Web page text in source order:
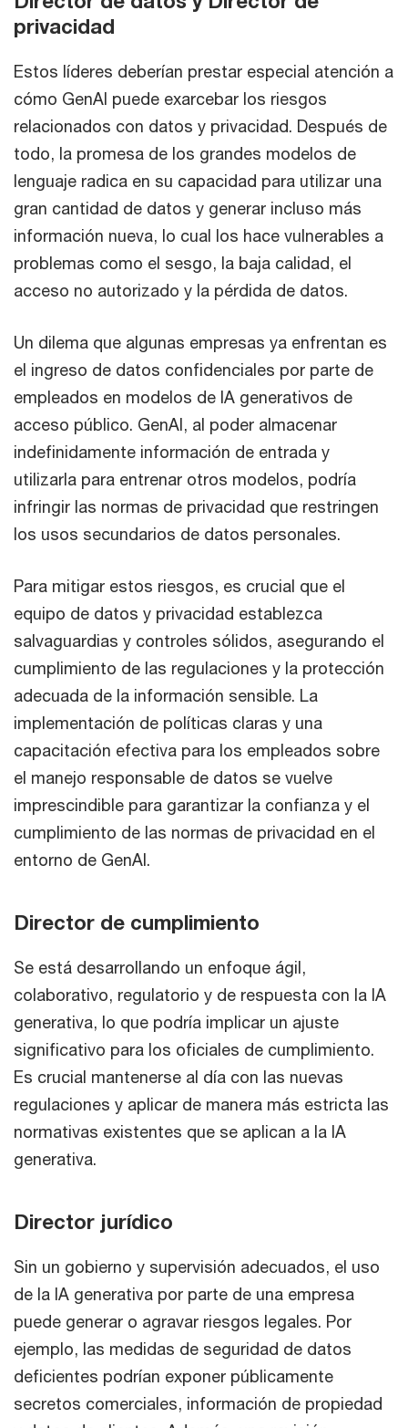
privacidad
Estos líderes deberían prestar especial atención a
cómo GenAI puede exarcebar los riesgos
relacionados con datos y privacidad. Después de
todo, la promesa de los grandes modelos de
lenguaje radica en su capacidad para utilizar una
gran cantidad de datos y generar incluso más
información nueva, lo cual los hace vulnerables a
problemas como el sesgo, la baja calidad, el
acceso no autorizado y la pérdida de datos.
Un dilema que algunas empresas ya enfrentan es
el ingreso de datos confidenciales por parte de
empleados en modelos de IA generativos de
acceso público. GenAI, al poder almacenar
indefinidamente información de entrada y
utilizarla para entrenar otros modelos, podría
infringir las normas de privacidad que restringen
los usos secundarios de datos personales.
Para mitigar estos riesgos, es crucial que el
equipo de datos y privacidad establezca
salvaguardias y controles sólidos, asegurando el
cumplimiento de las regulaciones y la protección
adecuada de la información sensible. La
implementación de políticas claras y una
capacitación efectiva para los empleados sobre
el manejo responsable de datos se vuelve
imprescindible para garantizar la confianza y el
cumplimiento de las normas de privacidad en el
entorno de GenAI.
Director de cumplimiento
Se está desarrollando un enfoque ágil,
colaborativo, regulatorio y de respuesta con la IA
generativa, lo que podría implicar un ajuste
significativo para los oficiales de cumplimiento.
Es crucial mantenerse al día con las nuevas
regulaciones y aplicar de manera más estricta las
normativas existentes que se aplican a la IA
generativa.
Director jurídico
Sin un gobierno y supervisión adecuados, el uso
de la IA generativa por parte de una empresa
puede generar o agravar riesgos legales. Por
ejemplo, las medidas de seguridad de datos
deficientes podrían exponer públicamente
secretos comerciales, información de propiedad